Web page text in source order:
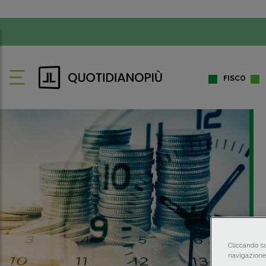
FISCO
Cliccando